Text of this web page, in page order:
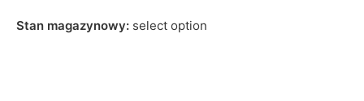
Stan magazynowy: select option